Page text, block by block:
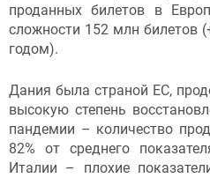
проданных билетов в
сложности 152 млн билетов
годом).
Дания была страной ЕС,
высокую степень
пандемии – количество
82% от среднего
Италии – плохие